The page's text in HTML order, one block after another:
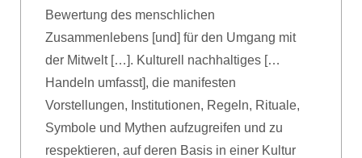
Bewertung des menschlichen
Zusammenlebens [und] für den Umgang mit
der Mitwelt […]. Kulturell nachhaltiges […
Handeln umfasst], die manifesten
Vorstellungen, Institutionen, Regeln, Rituale,
Symbole und Mythen aufzugreifen und zu
respektieren, auf deren Basis in einer Kultur